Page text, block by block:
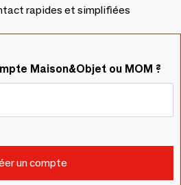
rapides et simplifiées
Maison&Objet ou MOM ?